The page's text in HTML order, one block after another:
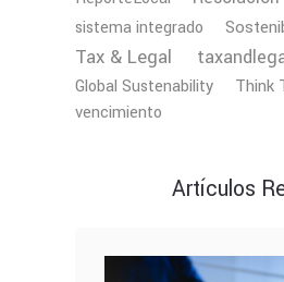
sistema integrado
Tax & Legal
Global Sustenability
Think
vencimiento
Artículos